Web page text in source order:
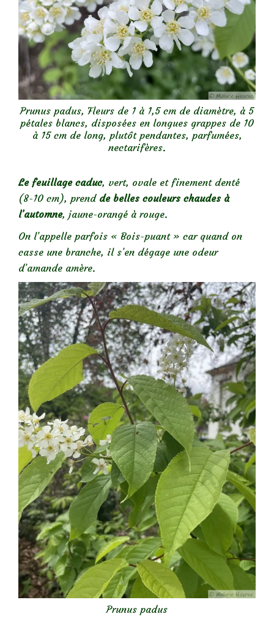
Prunus padus, Fleurs de 1 à 1,5 cm de diamètre, à 5
pétales blancs, disposées en longues grappes de 10
à 15 cm de long, plutôt pendantes, parfumées,
nectarifères.
Le feuillage caduc, vert, ovale et finement denté
(8-10 cm), prend de belles couleurs chaudes à
l’automne, jaune-orangé à rouge.
On l’appelle parfois « Bois-puant » car quand on
casse une branche, il s’en dégage une odeur
d’amande amère.
Prunus padus